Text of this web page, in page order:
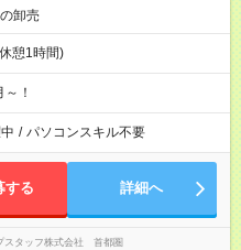
卸売
憩1時間)
！
/ パソコンスキル不要
する 詳細へ
スタッフ株式会社 首都圏